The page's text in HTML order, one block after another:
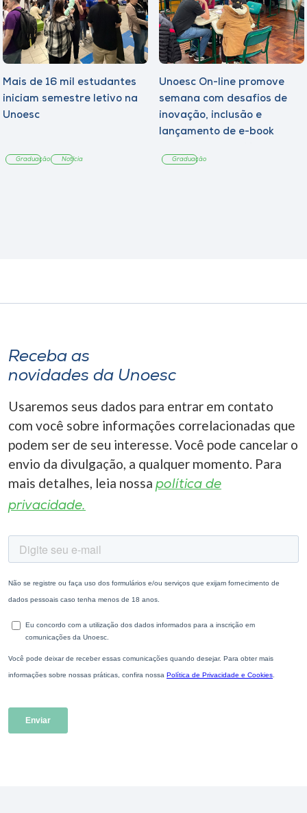
Mais de 16 mil estudantes
iniciam semestre letivo na
Unoesc
Graduação Notícia
Unoesc On-line promove
semana com desafios de
inovação, inclusão e
lançamento de e-book
Graduação
Receba as
novidades da Unoesc
Usaremos seus dados para entrar em contato
com você sobre informações correlacionadas que
podem ser de seu interesse. Você pode cancelar o
envio da divulgação, a qualquer momento. Para
mais detalhes, leia nossa política de
privacidade.